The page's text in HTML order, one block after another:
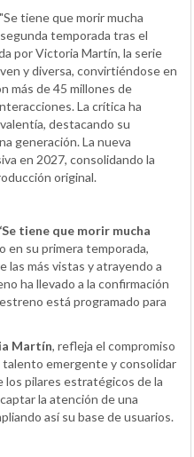
tiene que morir mucha
temporada tras el
por Victoria Martín, la serie
y diversa, convirtiéndose en
más de 45 millones de
La crítica ha
destacando su
generación. La nueva
en 2027, consolidando la
original.
‘Se tiene que morir mucha
en su primera temporada,
las más vistas y atrayendo a
ha llevado a la confirmación
está programado para
Martín, refleja el compromiso
emergente y consolidar
los pilares estratégicos de la
la atención de una
así su base de usuarios.